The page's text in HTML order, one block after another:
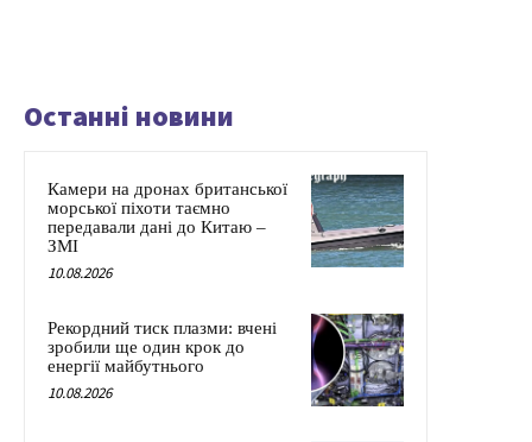
Останні новини
Камери на дронах британської
морської піхоти таємно
передавали дані до Китаю –
ЗМІ
10.08.2026
Рекордний тиск плазми: вчені
зробили ще один крок до
енергії майбутнього
10.08.2026